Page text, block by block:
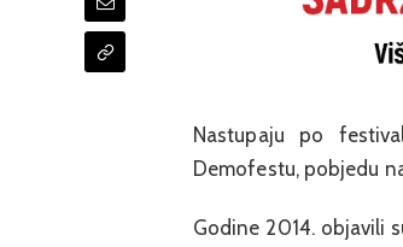
Nastupaju po
Demofestu, pobjedu
Godine 2014. objavili